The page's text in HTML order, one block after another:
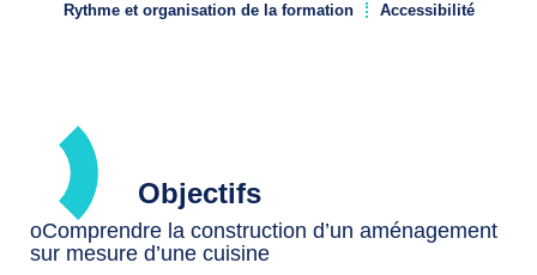
Rythme et organisation de la formation
Accessibilité
Objectifs
oComprendre la construction d’un aménagement
sur mesure d’une cuisine